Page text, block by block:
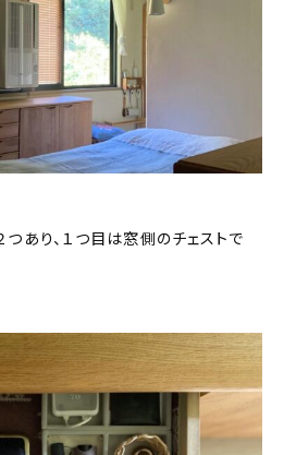
あり、１つ目は窓側のチェストで